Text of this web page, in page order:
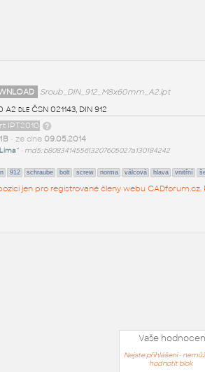
Sroub_DIN_912_M8x60mm_A2.ipt
A2 dle ČSN 021143, DIN 912
IPT2010
• ze dne 09.05.2014
• md5: b808341455613207605027a130184242
912 schraube bolt screw norma válcová hlava vnitřní
jen pro registrované členy webu CADforum.cz.
Vaše
Nejste přihlášeni -
hodnotit blok